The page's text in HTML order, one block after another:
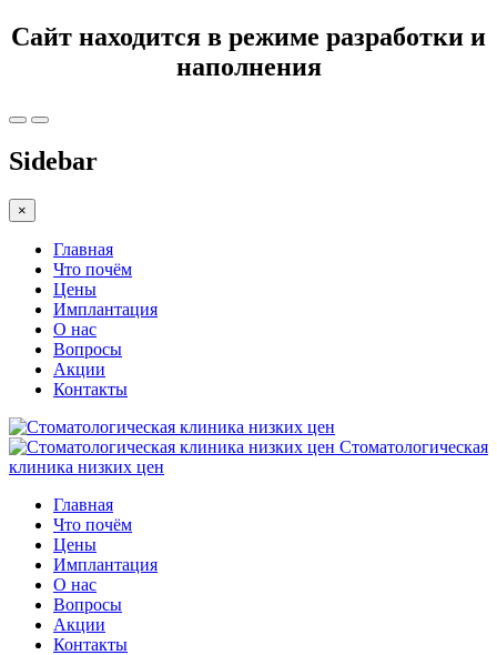
Сайт находится в режиме разработки и
наполнения
Sidebar
×
Главная
Что почём
Цены
Имплантация
О нас
Вопросы
Акции
Контакты
Стоматологическая
клиника низких цен
Главная
Что почём
Цены
Имплантация
О нас
Вопросы
Акции
Контакты